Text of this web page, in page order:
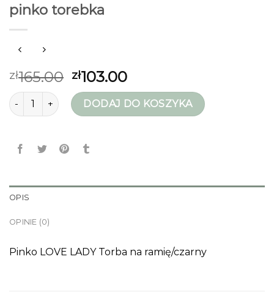
pinko torebka
zł165.00 zł103.00
ilość pinko torebkaDODAJ DO KOSZYKA
OPIS
OPINIE (0)
Pinko LOVE LADY Torba na ramię/czarny